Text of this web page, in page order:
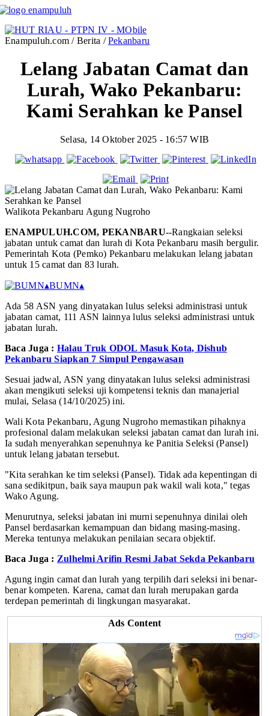
Enampuluh.com / Berita /Pekanbaru
Lelang Jabatan Camat dan
Lurah, Wako Pekanbaru:
Kami Serahkan ke Pansel
Selasa, 14 Oktober 2025 - 16:57 WIB
Walikota Pekanbaru Agung Nugroho
ENAMPULUH.COM, PEKANBARU--Rangkaian seleksi
jabatan untuk camat dan lurah di Kota Pekanbaru masih bergulir.
Pemerintah Kota (Pemko) Pekanbaru melakukan lelang jabatan
untuk 15 camat dan 83 lurah.
▴BUMN▴
Ada 58 ASN yang dinyatakan lulus seleksi administrasi untuk
jabatan camat, 111 ASN lainnya lulus seleksi administrasi untuk
jabatan lurah.
Baca Juga : Halau Truk ODOL Masuk Kota, Dishub
Pekanbaru Siapkan 7 Simpul Pengawasan
Sesuai jadwal, ASN yang dinyatakan lulus seleksi administrasi
akan mengikuti seleksi uji kompetensi teknis dan manajerial
mulai, Selasa (14/10/2025) ini.
Wali Kota Pekanbaru, Agung Nugroho memastikan pihaknya
profesional dalam melakukan seleksi jabatan camat dan lurah ini.
Ia sudah menyerahkan sepenuhnya ke Panitia Seleksi (Pansel)
untuk lelang jabatan tersebut.
"Kita serahkan ke tim seleksi (Pansel). Tidak ada kepentingan di
sana sedikitpun, baik saya maupun pak wakil wali kota," tegas
Wako Agung.
Menurutnya, seleksi jabatan ini murni sepenuhnya dinilai oleh
Pansel berdasarkan kemampuan dan bidang masing-masing.
Mereka tentunya melakukan penilaian secara objektif.
Baca Juga : Zulhelmi Arifin Resmi Jabat Sekda Pekanbaru
Agung ingin camat dan lurah yang terpilih dari seleksi ini benar-
benar kompeten. Karena, camat dan lurah merupakan garda
terdepan pemerintah di lingkungan masyarakat.
Ads Content